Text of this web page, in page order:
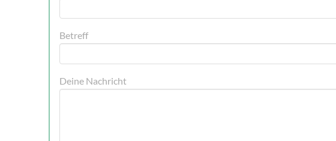
Betreff
Deine Nachricht